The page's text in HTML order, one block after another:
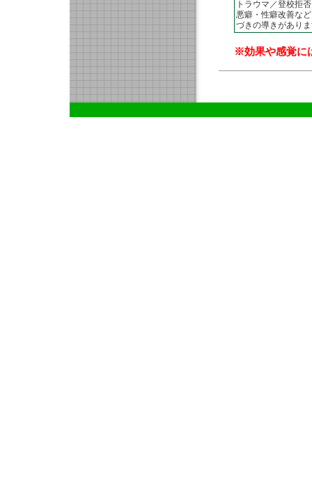
トラウマ／登校拒
悪癖・性癖改善な
づきの導きがあり
※効果や感覚に